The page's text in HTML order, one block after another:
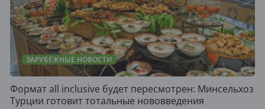
ЗАРУБЕЖНЫЕ НОВОСТИ
Формат all inclusive будет пересмотрен: Минсельхоз
Турции готовит тотальные нововведения